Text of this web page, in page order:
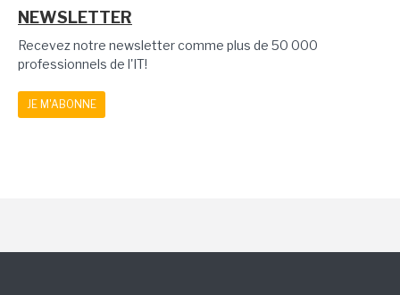
NEWSLETTER
Recevez notre newsletter comme plus de 50 000
professionnels de l'IT!
JE M'ABONNE